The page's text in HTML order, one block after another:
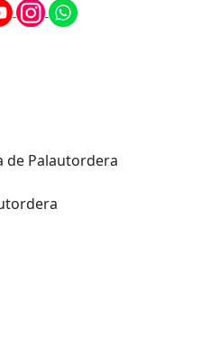
de Palautordera